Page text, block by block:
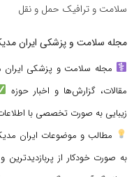
سلامت و ترافیک حمل و نقل
مجله سلامت و پزشکی ایران
مجله سلامت و پزشکی ایران
مقالات، گزارش‌ها و اخبار حوزه
زیبایی به صورت تخصصی با
مطالب و موضوعات ایران
به صورت خودکار از